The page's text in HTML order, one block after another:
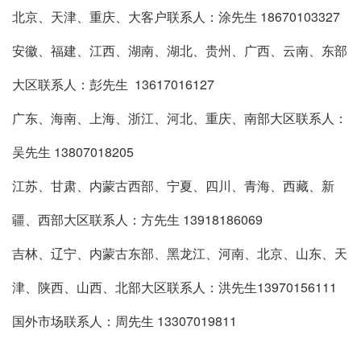
北京、天津、重庆、大客户联系人：涂先生 18670103327
安徽、福建、江西、湖南、湖北、贵州、广西、云南、 东部
大区联系人：彭先生 13617016127
广东、海南、上海、浙江、河北、重庆、 南部大区联系人：
吴先生 13807018205
江苏、甘肃、内蒙古西部、宁夏、四川、青海、西藏、新
疆、 西部大区联系人：方先生 13918186069
吉林、辽宁、内蒙古东部、黑龙江、河南、北京、山东、天
津、陕西、山西、 北部大区联系人：洪先生13970156111
国外市场联系人：周先生 13307019811